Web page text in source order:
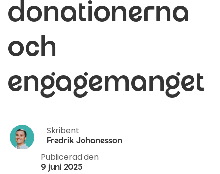
donationerna
och
engagemanget
Skribent
Fredrik Johanesson
Publicerad den
9 juni 2025